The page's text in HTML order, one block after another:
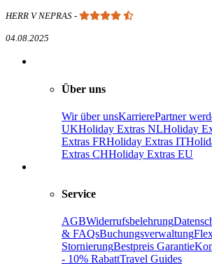
HERR V NEPRAS -
04.08.2025
Über uns
Wir über unsKarrierePartner
UKHoliday Extras NLHoliday
Extras FRHoliday Extras IT
Extras CHHoliday Extras EU
Service
AGBWiderrufsbelehrung
& FAQsBuchungsverwaltung
StornierungBestpreis Garantie
- 10% RabattTravel Guides